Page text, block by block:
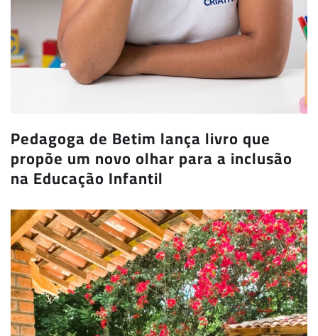
Pedagoga de Betim lança livro que
propõe um novo olhar para a inclusão
na Educação Infantil